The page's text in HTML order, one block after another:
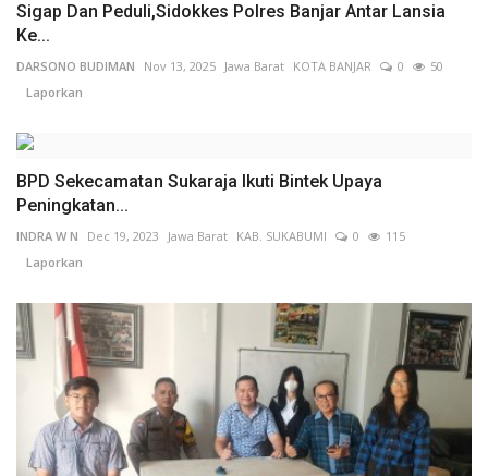
Sigap Dan Peduli,Sidokkes Polres Banjar Antar Lansia
Ke...
DARSONO BUDIMAN Nov 13, 2025 Jawa Barat KOTA BANJAR 0
50
Laporkan
BPD Sekecamatan Sukaraja Ikuti Bintek Upaya
Peningkatan...
INDRA W N Dec 19, 2023 Jawa Barat KAB. SUKABUMI 0
115
Laporkan